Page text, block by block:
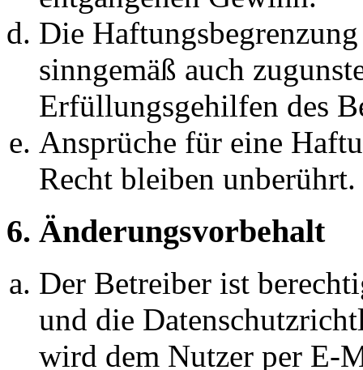
Die
sinngemäß auch
Erfüllungsgehilfen des
Ansprüche für eine
Recht bleiben unberührt.
6. Änderungsvorbehalt
Der Betreiber ist
und die
wird dem Nutzer per E-